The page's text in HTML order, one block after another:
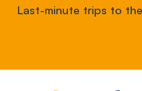
Last-minute trips to